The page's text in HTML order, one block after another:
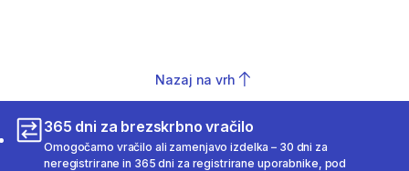
Nazaj na vrh
365 dni za brezskrbno vračilo
Omogočamo vračilo ali zamenjavo izdelka – 30 dni za
neregistrirane in 365 dni za registrirane uporabnike, pod